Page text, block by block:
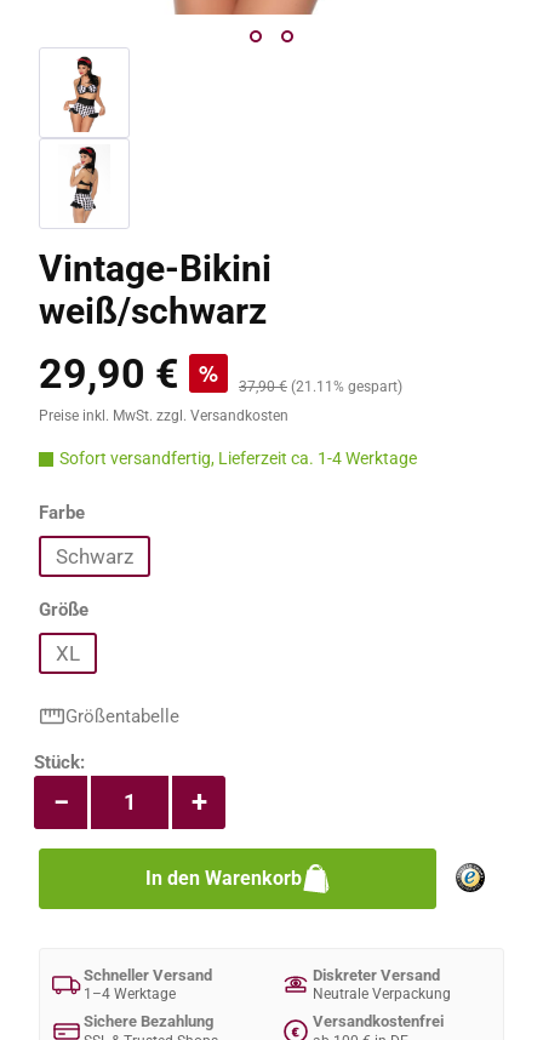
Vintage-Bikini
weiß/schwarz
Verkaufspreis:
29,90 € % Regulärer Preis:
37,90 € (21.11% gespart)
Preise inkl. MwSt. zzgl. Versandkosten
Sofort versandfertig, Lieferzeit ca. 1-4 Werktage
Farbeauswählen
Schwarz
Größeauswählen
XL
Größentabelle
Produkt Anzahl: Gib den gewünschten
Stück:
+
−
In den Warenkorb
Schneller Versand
1–4 Werktage
Diskreter Versand
Neutrale Verpackung
Sichere Bezahlung
€
Versandkostenfrei